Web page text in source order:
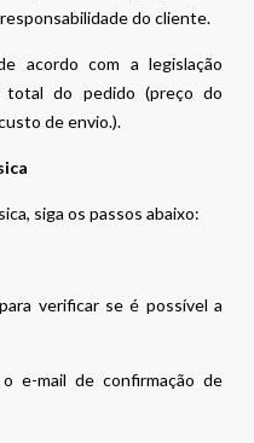
do cliente.
acordo com a legislação
total do pedido (preço do
de envio.).
siga os passos abaixo:
verificar se é possível a
e-mail de confirmação de